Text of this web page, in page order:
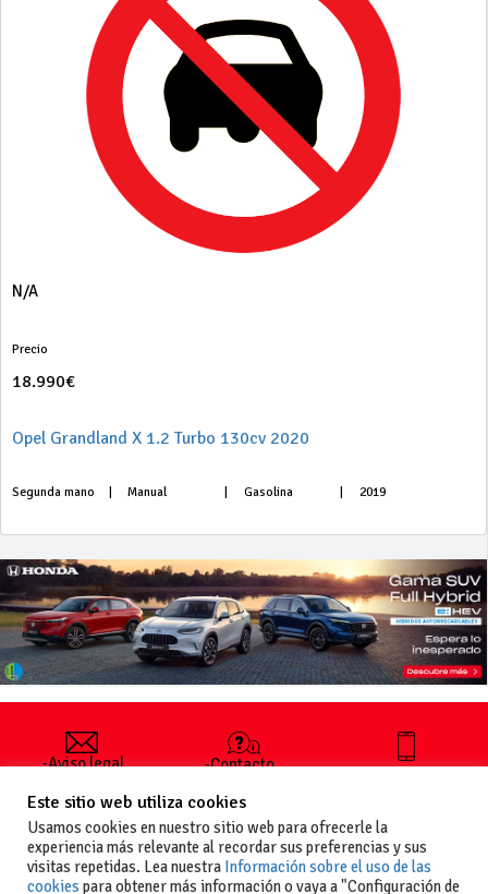
N/A
Precio
18.990€
Opel Grandland X 1.2 Turbo 130cv 2020
Segunda mano Manual Gasolina 2019
-Aviso legal
generales
de uso
-Política de
privacidad
-Contacto
publicar un
anuncio
-Vende+
+34 627 35
Este sitio web utiliza cookies
Usamos cookies en nuestro sitio web para ofrecerle la
experiencia más relevante al recordar sus preferencias y sus
visitas repetidas. Lea nuestra Información sobre el uso de las
cookies para obtener más información o vaya a "Configuración de